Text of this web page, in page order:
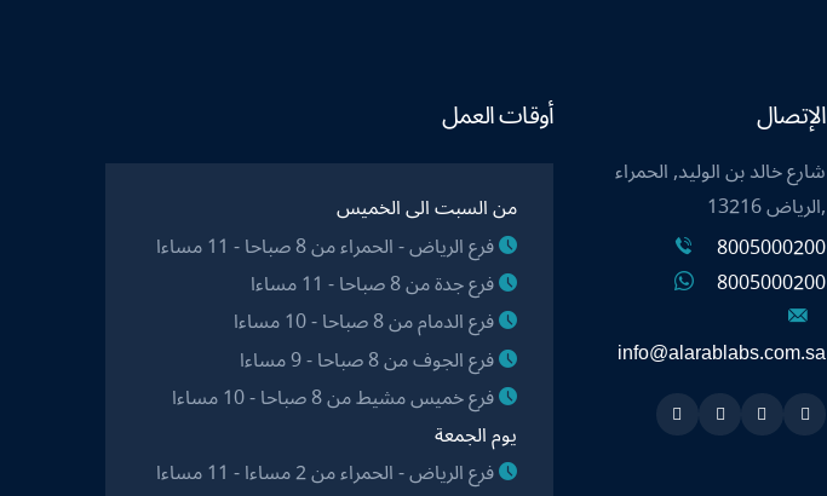
الإتصال
شارع خالد بن الوليد, الحمراء
,الرياض 13216
8005000200
8005000200
info@alarablabs.com.sa
Snapchat
Twitter
Linkedin
Instagram
أوقات العمل
من السبت الى الخميس
فرع الرياض - الحمراء من 8 صباحا - 11 مساءا
فرع جدة من 8 صباحا - 11 مساءا
فرع الدمام من 8 صباحا - 10 مساءا
فرع الجوف من 8 صباحا - 9 مساءا
فرع خميس مشيط من 8 صباحا - 10 مساءا
يوم الجمعة
فرع الرياض - الحمراء من 2 مساءا - 11 مساءا